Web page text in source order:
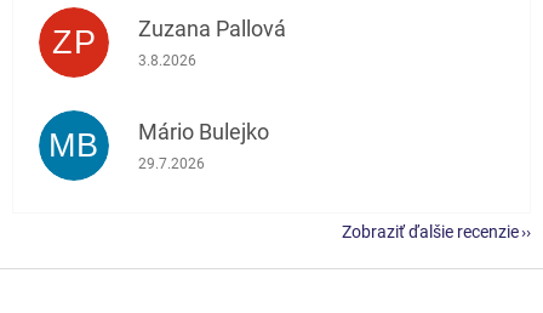
ZP Zuzana Pallová
Hodnotenie obchodu je 5 z 5 hviezdičiek.
3.8.2026
MB Mário Bulejko
Hodnotenie obchodu je 5 z 5 hviezdičiek.
29.7.2026
Zobraziť ďalšie recenzie